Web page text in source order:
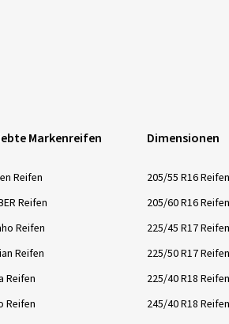
Markenreifen
Reifen
Reifen
Reifen
Reifen
Reifen
Reifen
Dimensionen
205/55 R16 Reifen
205/60 R16 Reifen
225/45 R17 Reifen
225/50 R17 Reifen
225/40 R18 Reifen
245/40 R18 Reifen